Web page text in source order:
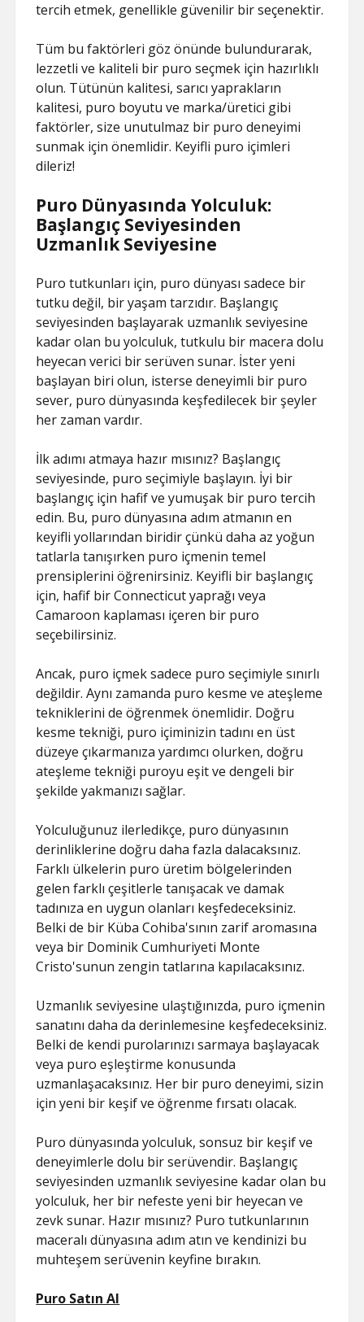
tercih etmek, genellikle güvenilir bir seçenektir.
Tüm bu faktörleri göz önünde bulundurarak,
lezzetli ve kaliteli bir puro seçmek için hazırlıklı
olun. Tütünün kalitesi, sarıcı yaprakların
kalitesi, puro boyutu ve marka/üretici gibi
faktörler, size unutulmaz bir puro deneyimi
sunmak için önemlidir. Keyifli puro içimleri
dileriz!
Puro Dünyasında Yolculuk:
Başlangıç Seviyesinden
Uzmanlık Seviyesine
Puro tutkunları için, puro dünyası sadece bir
tutku değil, bir yaşam tarzıdır. Başlangıç
seviyesinden başlayarak uzmanlık seviyesine
kadar olan bu yolculuk, tutkulu bir macera dolu
heyecan verici bir serüven sunar. İster yeni
başlayan biri olun, isterse deneyimli bir puro
sever, puro dünyasında keşfedilecek bir şeyler
her zaman vardır.
İlk adımı atmaya hazır mısınız? Başlangıç
seviyesinde, puro seçimiyle başlayın. İyi bir
başlangıç için hafif ve yumuşak bir puro tercih
edin. Bu, puro dünyasına adım atmanın en
keyifli yollarından biridir çünkü daha az yoğun
tatlarla tanışırken puro içmenin temel
prensiplerini öğrenirsiniz. Keyifli bir başlangıç
için, hafif bir Connecticut yaprağı veya
Camaroon kaplaması içeren bir puro
seçebilirsiniz.
Ancak, puro içmek sadece puro seçimiyle sınırlı
değildir. Aynı zamanda puro kesme ve ateşleme
tekniklerini de öğrenmek önemlidir. Doğru
kesme tekniği, puro içiminizin tadını en üst
düzeye çıkarmanıza yardımcı olurken, doğru
ateşleme tekniği puroyu eşit ve dengeli bir
şekilde yakmanızı sağlar.
Yolculuğunuz ilerledikçe, puro dünyasının
derinliklerine doğru daha fazla dalacaksınız.
Farklı ülkelerin puro üretim bölgelerinden
gelen farklı çeşitlerle tanışacak ve damak
tadınıza en uygun olanları keşfedeceksiniz.
Belki de bir Küba Cohiba'sının zarif aromasına
veya bir Dominik Cumhuriyeti Monte
Cristo'sunun zengin tatlarına kapılacaksınız.
Uzmanlık seviyesine ulaştığınızda, puro içmenin
sanatını daha da derinlemesine keşfedeceksiniz.
Belki de kendi purolarınızı sarmaya başlayacak
veya puro eşleştirme konusunda
uzmanlaşacaksınız. Her bir puro deneyimi, sizin
için yeni bir keşif ve öğrenme fırsatı olacak.
Puro dünyasında yolculuk, sonsuz bir keşif ve
deneyimlerle dolu bir serüvendir. Başlangıç
seviyesinden uzmanlık seviyesine kadar olan bu
yolculuk, her bir nefeste yeni bir heyecan ve
zevk sunar. Hazır mısınız? Puro tutkunlarının
maceralı dünyasına adım atın ve kendinizi bu
muhteşem serüvenin keyfine bırakın.
Puro Satın Al